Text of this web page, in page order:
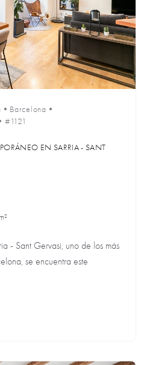
• Barcelona •
#1121
EN SARRIA - SANT
- Sant Gervasi, uno de los más
se encuentra este